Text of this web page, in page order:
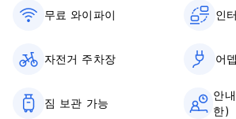
(2) 도착 2-3일 전 취소: 요금의 70% 부과
(3) 도착 1일 전 취소: 요금의 80% 부과
4. 연령제한: 숙박 최소 연령은 15세입니다.
5. 금연.
무료 와이파이 인
자전거 주차장 어
짐 보관 가능
안
한)